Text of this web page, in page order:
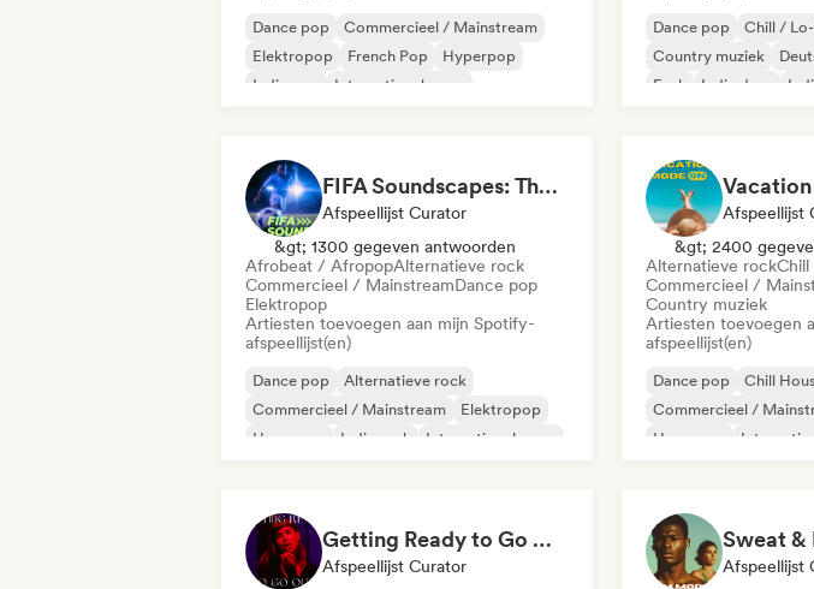
Dance pop
Commercieel / Mainstream
Elektropop
French Pop
Hyperpop
Indie pop
Internationale pop
Dance pop
Chill /
Country muziek
Funk
Indie dans
FIFA Soundscapes: The Ultimate Soundtrack ⚽️ Festival Indie, Electropop & Dance Anthems
Afspeellijst Curator
&gt; 1300 gegeven antwoorden
Afrobeat / AfropopAlternatieve rock
Commercieel / MainstreamDance pop
Elektropop
Artiesten toevoegen aan mijn Spotify-
afspeellijst(en)
Dance pop
Alternatieve rock
Commercieel / Mainstream
Elektropop
Hyperpop
Indie rock
Internationale pop
Afspeellijst
&gt; 2400
Alternatieve rockChill
Commercieel /
Country muziek
Artiesten toevoegen
afspeellijst(en)
Dance pop Chill
Commercieel /
Hyperpop
Getting Ready to Go Out 🍒💋
Afspeellijst Curator
Afspeellijst